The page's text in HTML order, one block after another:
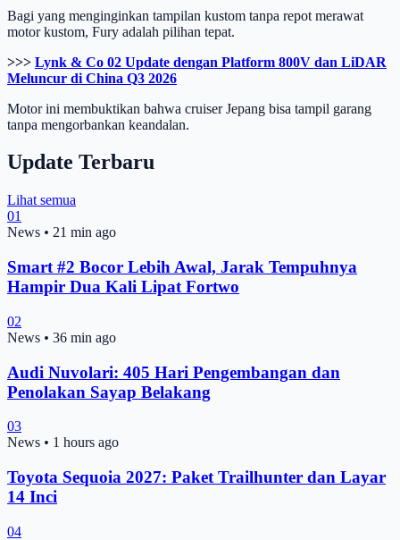
Bagi yang menginginkan tampilan kustom tanpa repot merawat
motor kustom, Fury adalah pilihan tepat.
>>> Lynk & Co 02 Update dengan Platform 800V dan LiDAR
Meluncur di China Q3 2026
Motor ini membuktikan bahwa cruiser Jepang bisa tampil garang
tanpa mengorbankan keandalan.
Update Terbaru
Lihat semua
01
News • 21 min ago
Smart #2 Bocor Lebih Awal, Jarak Tempuhnya
Hampir Dua Kali Lipat Fortwo
02
News • 36 min ago
Audi Nuvolari: 405 Hari Pengembangan dan
Penolakan Sayap Belakang
03
News • 1 hours ago
Toyota Sequoia 2027: Paket Trailhunter dan Layar
14 Inci
04